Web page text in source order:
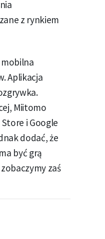
z rynkiem
Aplikacja
Miitomo
i Google
dodać, że
być grą
zaś